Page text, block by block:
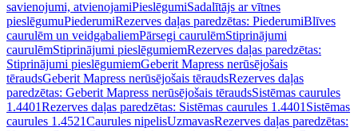
savienojumi, atvienojamiPieslēgumiSadalītājs ar vītnes
pieslēgumuPiederumiRezerves daļas paredzētas: PiederumiBlīves
caurulēm un veidgabaliemPārsegi caurulēmStiprinājumi
caurulēmStiprinājumi pieslēgumiemRezerves daļas paredzētas:
Stiprinājumi pieslēgumiemGeberit Mapress nerūsējošais
tēraudsGeberit Mapress nerūsējošais tēraudsRezerves daļas
paredzētas: Geberit Mapress nerūsējošais tēraudsSistēmas caurules
1.4401Rezerves daļas paredzētas: Sistēmas caurules 1.4401 Sistēmas
caurules 1.4521Caurules nipelisUzmavasRezerves daļas paredzētas: